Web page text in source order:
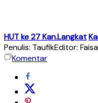
HUT ke 27 Kan.Langkat
Penulis: TaufikEditor:
Komentar